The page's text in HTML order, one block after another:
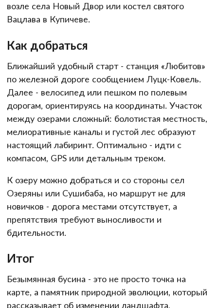
возле села Новый Двор или костел святого
Вацлава в Купичеве.
Как добраться
Ближайший удобный старт - станция «Любитов»
по железной дороге сообщением Луцк-Ковель.
Далее - велосипед или пешком по полевым
дорогам, ориентируясь на координаты. Участок
между озерами сложный: болотистая местность,
мелиоративные каналы и густой лес образуют
настоящий лабиринт. Оптимально - идти с
компасом, GPS или детальным треком.
К озеру можно добраться и со стороны сел
Озеряны или Сушибаба, но маршрут не для
новичков - дорога местами отсутствует, а
препятствия требуют выносливости и
бдительности.
Итог
Безымянная бусина - это не просто точка на
карте, а памятник природной эволюции, который
рассказывает об изменении ландшафта,